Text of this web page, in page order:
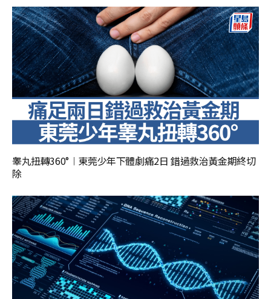
睾丸扭轉360°︱東莞少年下體劇痛2日 錯過救治黃金期終切
除